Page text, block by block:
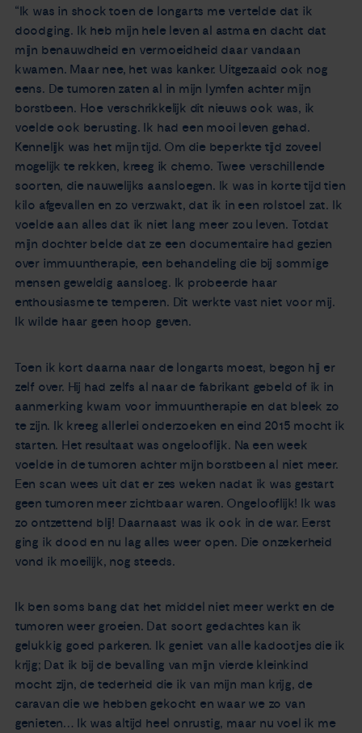
“Ik was in shock toen de longarts me vertelde dat ik
doodging. Ik heb mijn hele leven al astma en dacht dat
mijn benauwdheid en vermoeidheid daar vandaan
kwamen. Maar nee, het was kanker. Uitgezaaid ook nog
eens. De tumoren zaten al in mijn lymfen achter mijn
borstbeen. Hoe verschrikkelijk dit nieuws ook was, ik
voelde ook berusting. Ik had een mooi leven gehad.
Kennelijk was het mijn tijd. Om die beperkte tijd zoveel
mogelijk te rekken, kreeg ik chemo. Twee verschillende
soorten, die nauwelijks aansloegen. Ik was in korte tijd tien
kilo afgevallen en zo verzwakt, dat ik in een rolstoel zat. Ik
voelde aan alles dat ik niet lang meer zou leven. Totdat
mijn dochter belde dat ze een documentaire had gezien
over immuuntherapie, een behandeling die bij sommige
mensen geweldig aansloeg. Ik probeerde haar
enthousiasme te temperen. Dit werkte vast niet voor mij.
Ik wilde haar geen hoop geven.
Toen ik kort daarna naar de longarts moest, begon hij er
zelf over. Hij had zelfs al naar de fabrikant gebeld of ik in
aanmerking kwam voor immuuntherapie en dat bleek zo
te zijn. Ik kreeg allerlei onderzoeken en eind 2015 mocht ik
starten. Het resultaat was ongelooflijk. Na een week
voelde in de tumoren achter mijn borstbeen al niet meer.
Een scan wees uit dat er zes weken nadat ik was gestart
geen tumoren meer zichtbaar waren. Ongelooflijk! Ik was
zo ontzettend blij! Daarnaast was ik ook in de war. Eerst
ging ik dood en nu lag alles weer open. Die onzekerheid
vond ik moeilijk, nog steeds.
Ik ben soms bang dat het middel niet meer werkt en de
tumoren weer groeien. Dat soort gedachtes kan ik
gelukkig goed parkeren. Ik geniet van alle kadootjes die ik
krijg; Dat ik bij de bevalling van mijn vierde kleinkind
mocht zijn, de tederheid die ik van mijn man krijg, de
caravan die we hebben gekocht en waar we zo van
genieten… Ik was altijd heel onrustig, maar nu voel ik me